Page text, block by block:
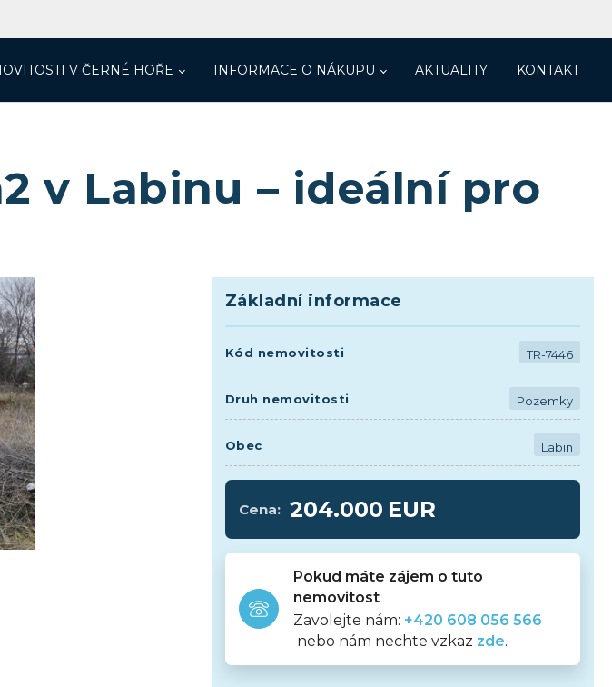
V ČERNÉ HOŘE INFORMACE O NÁKUPU AKTUALITY KONTAKT
v Labinu – ideální pro
Základní informace
Kód nemovitosti TR-7446
Druh nemovitosti Pozemky
Obec Labin
Cena: 204.000 EUR
Pokud máte zájem o tuto
nemovitost
Zavolejte nám: +420 608 056 566
nebo nám nechte vzkaz zde.